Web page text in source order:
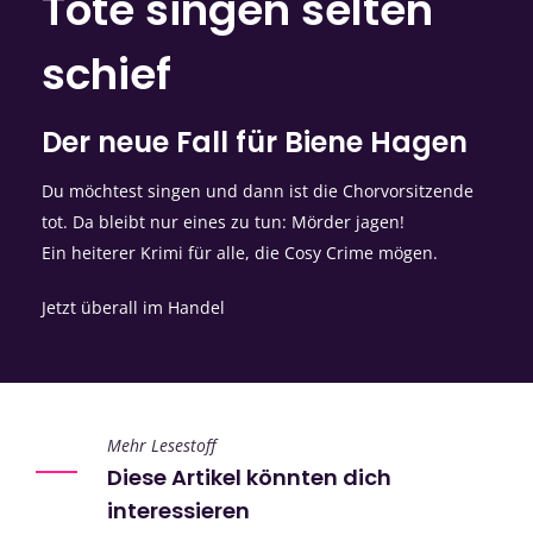
schief
Der neue Fall für Biene Hagen
Du möchtest singen und dann ist die Chorvorsitzende
tot. Da bleibt nur eines zu tun: Mörder jagen!
Ein heiterer Krimi für alle, die Cosy Crime mögen.
Jetzt überall im Handel
Mehr Lesestoff
Diese Artikel könnten dich
interessieren